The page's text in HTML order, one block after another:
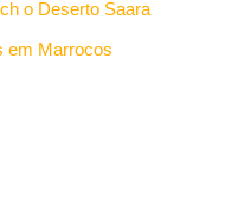
o Deserto Saara
em Marrocos